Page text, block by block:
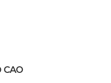
CAO